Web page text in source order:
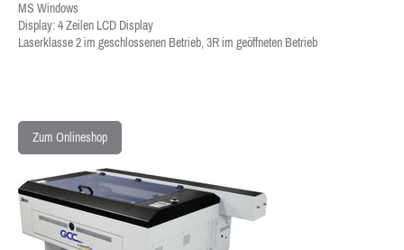
MS Windows
Display: 4 Zeilen LCD Display
Laserklasse 2 im geschlossenen Betrieb, 3R im geöffneten Betrieb
Zum Onlineshop